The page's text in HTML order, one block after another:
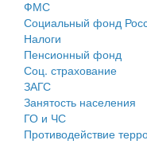
Антимонопольный
Противодействие
Муниципальные
Контрольно-счетная
Персональные данные
Оценка
ФМС
Социальный фонд
Налоги
Пенсионный фонд
Соц. страхование
ЗАГС
Занятость населения
ГО и ЧС
Противодействие